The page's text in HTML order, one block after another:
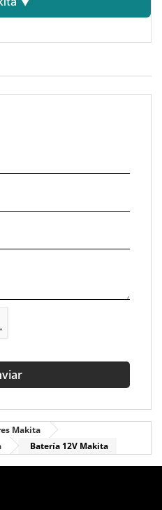
Makita
Batería 12V Makita